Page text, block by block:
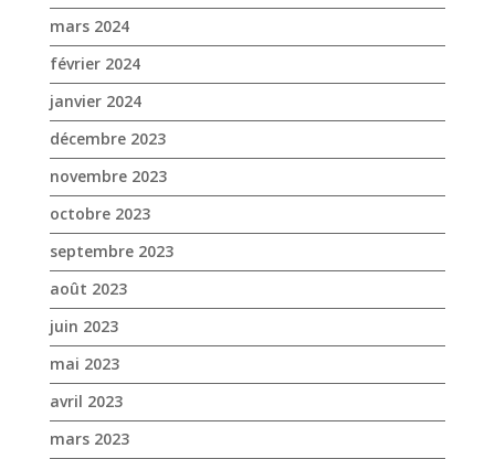
mars 2024
février 2024
janvier 2024
décembre 2023
novembre 2023
octobre 2023
septembre 2023
août 2023
juin 2023
mai 2023
avril 2023
mars 2023